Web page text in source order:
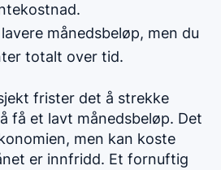
månedsbeløp, men du
totalt over tid.
frister det å strekke
få et lavt månedsbeløp. Det
men kan koste
er innfridd. Et fornuftig